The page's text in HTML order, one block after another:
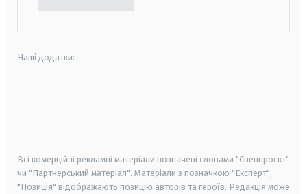
Наші додатки:
Всі комерційні рекламні матеріали позначені словами "Спецпроєкт"
чи "Партнерський матеріал". Матеріали з позначкою "Експерт",
"Позиція" відображають позицію авторів та героїв. Редакція може